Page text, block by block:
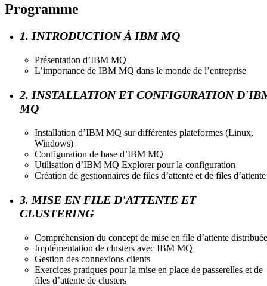
Programme
1. INTRODUCTION À IBM MQ
Présentation d’IBM MQ
L’importance de IBM MQ dans le monde de l’entreprise
2. INSTALLATION ET CONFIGURATION
MQ
Installation d’IBM MQ sur différentes plateformes (Linux,
Windows)
Configuration de base d’IBM MQ
Utilisation d’IBM MQ Explorer pour la configuration
Création de gestionnaires de files d’attente et de files d’attente
3. MISE EN FILE D'ATTENTE ET
CLUSTERING
Compréhension du concept de mise en file d’attente distribuée
Implémentation de clusters avec IBM MQ
Gestion des connexions clients
Exercices pratiques pour la mise en place de passerelles et de
files d’attente de clusters